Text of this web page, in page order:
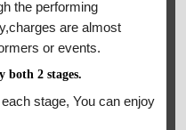
the performing
are almost
or events.
both 2 stages.
stage, You can enjoy